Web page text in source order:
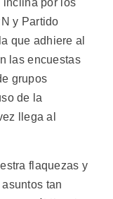
inclina por los
y Partido
que adhiere al
las encuestas
grupos
de la
llega al
flaquezas y
tan